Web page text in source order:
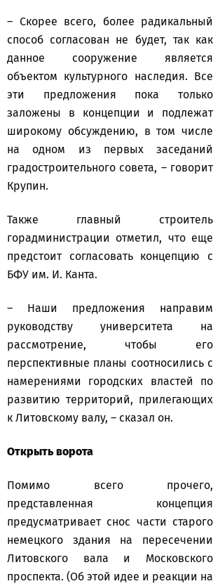
– Скорее всего, более радикальный
способ согласован не будет, так как
данное сооружение является
объектом культурного наследия. Все
эти предложения пока только
заложены в концепции и подлежат
широкому обсуждению, в том числе
на одном из первых заседаний
градостроительного совета, – говорит
Крупин.
Также главный строитель
горадминистрации отметил, что еще
предстоит согласовать концепцию с
БФУ им. И. Канта.
– Наши предложения направим
руководству университета на
рассмотрение, чтобы его
перспективные планы соотносились с
намерениями городских властей по
развитию территорий, прилегающих
к Литовскому валу, – сказал он.
Открыть ворота
Помимо всего прочего,
представленная концепция
предусматривает снос части старого
немецкого здания на пересечении
Литовского вала и Московского
проспекта. (Об этой идее и реакции на